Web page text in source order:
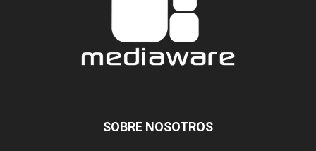
SOBRE NOSOTROS